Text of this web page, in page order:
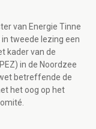
van Energie Tinne
tweede lezing een
kader van de
in de Noordzee
betreffende de
het oog op het